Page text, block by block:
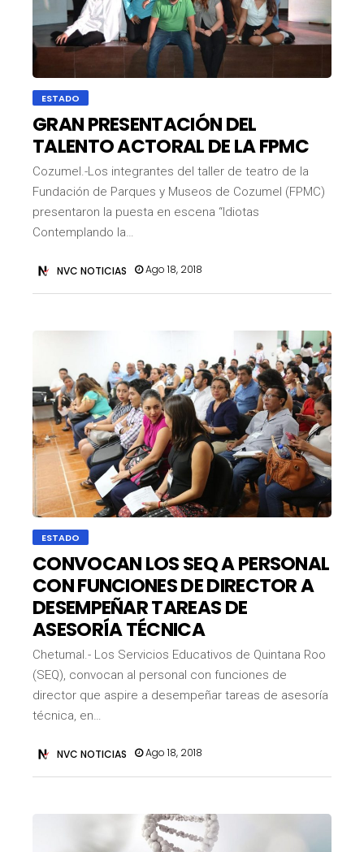
ESTADO
GRAN PRESENTACIÓN DEL
TALENTO ACTORAL DE LA FPMC
Cozumel.-Los integrantes del taller de teatro de la
Fundación de Parques y Museos de Cozumel (FPMC)
presentaron la puesta en escena “Idiotas
Contemplando la…
NVC NOTICIAS Ago 18, 2018
ESTADO
CONVOCAN LOS SEQ A PERSONAL
CON FUNCIONES DE DIRECTOR A
DESEMPEÑAR TAREAS DE
ASESORÍA TÉCNICA
Chetumal.- Los Servicios Educativos de Quintana Roo
(SEQ), convocan al personal con funciones de
director que aspire a desempeñar tareas de asesoría
técnica, en…
NVC NOTICIAS Ago 18, 2018